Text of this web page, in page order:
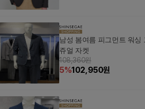
남성 봄여름 피그먼트 워싱
쥬얼 자켓
108,360원
5%102,950원